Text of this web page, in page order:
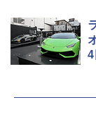
4